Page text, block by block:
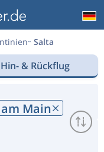
Salta
Hin- & Rückflug
Main